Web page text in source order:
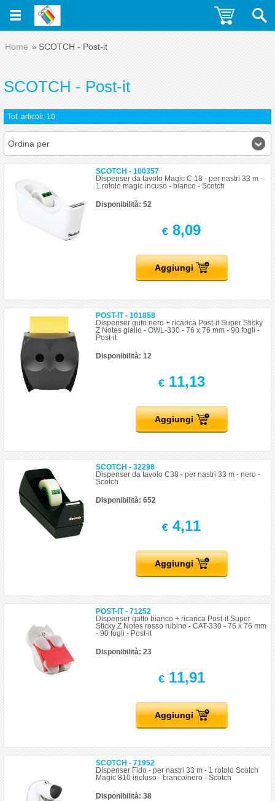
Home SCOTCH - Post-it
SCOTCH - Post-it
Tot. articoli: 10
Ordina per
SCOTCH - 100357
Dispenser da tavolo Magic C 18 - per nastri 33 m -
1 rotolo magic incuso - bianco - Scotch
Disponibilità: 52
€ 8,09
Aggiungi
POST-IT - 101858
Dispenser gufo nero + ricarica Post-it Super Sticky
Z Notes giallo - OWL-330 - 76 x 76 mm - 90 fogli -
Post-it
Disponibilità: 12
€11,13
Aggiungi
SCOTCH - 32298
Dispenser da tavolo C38 - per nastri 33 m - nero -
Scotch
Disponibilità: 652
€ 4,11
Aggiungi
POST-IT - 71252
Dispenser gatto bianco + ricarica Post-it Super
Sticky Z Notes rosso rubino - CAT-330 - 76 x 76 mm
- 90 fogli - Post-it
Disponibilità: 23
€11,91
Aggiungi
SCOTCH - 71952
Dispenser Fido - per nastri 33 m - 1 rotolo Scotch
Magic 810 incluso - bianco/nero - Scotch
Disponibilità: 38